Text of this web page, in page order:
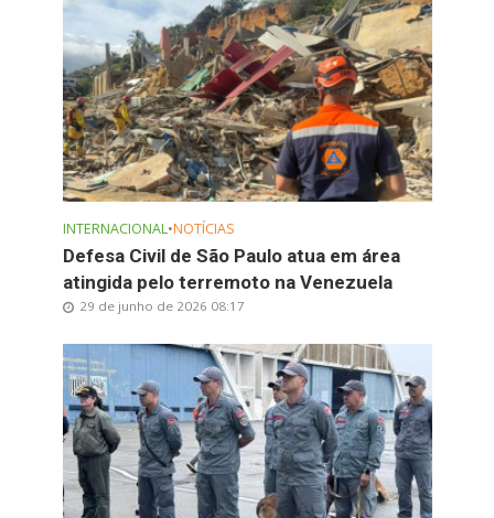
INTERNACIONAL•NOTÍCIAS
Defesa Civil de São Paulo atua em área
atingida pelo terremoto na Venezuela
29 de junho de 2026 08:17